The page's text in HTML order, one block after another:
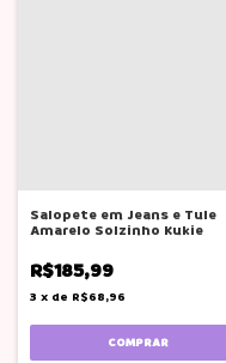
Salopete em Jeans e Tule
Amarelo Solzinho Kukie
R$185,99
3 x de R$68,96
COMPRAR